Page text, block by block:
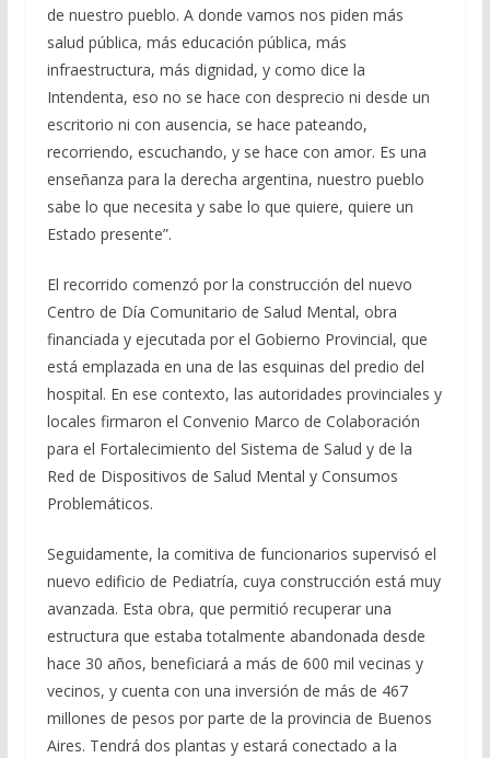
de nuestro pueblo. A donde vamos nos piden más
salud pública, más educación pública, más
infraestructura, más dignidad, y como dice la
Intendenta, eso no se hace con desprecio ni desde un
escritorio ni con ausencia, se hace pateando,
recorriendo, escuchando, y se hace con amor. Es una
enseñanza para la derecha argentina, nuestro pueblo
sabe lo que necesita y sabe lo que quiere, quiere un
Estado presente”.
El recorrido comenzó por la construcción del nuevo
Centro de Día Comunitario de Salud Mental, obra
financiada y ejecutada por el Gobierno Provincial, que
está emplazada en una de las esquinas del predio del
hospital. En ese contexto, las autoridades provinciales y
locales firmaron el Convenio Marco de Colaboración
para el Fortalecimiento del Sistema de Salud y de la
Red de Dispositivos de Salud Mental y Consumos
Problemáticos.
Seguidamente, la comitiva de funcionarios supervisó el
nuevo edificio de Pediatría, cuya construcción está muy
avanzada. Esta obra, que permitió recuperar una
estructura que estaba totalmente abandonada desde
hace 30 años, beneficiará a más de 600 mil vecinas y
vecinos, y cuenta con una inversión de más de 467
millones de pesos por parte de la provincia de Buenos
Aires. Tendrá dos plantas y estará conectado a la